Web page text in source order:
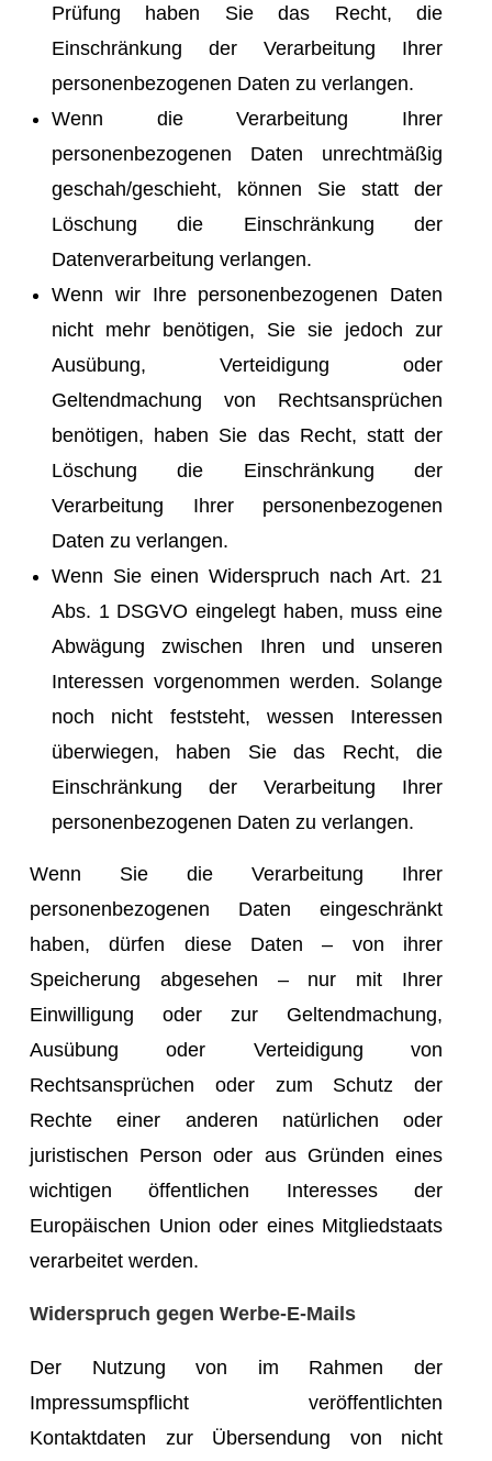
Prüfung haben Sie das Recht, die
Einschränkung der Verarbeitung Ihrer
personenbezogenen Daten zu verlangen.
Wenn die Verarbeitung Ihrer
personenbezogenen Daten unrechtmäßig
geschah/geschieht, können Sie statt der
Löschung die Einschränkung der
Datenverarbeitung verlangen.
Wenn wir Ihre personenbezogenen Daten
nicht mehr benötigen, Sie sie jedoch zur
Ausübung, Verteidigung oder
Geltendmachung von Rechtsansprüchen
benötigen, haben Sie das Recht, statt der
Löschung die Einschränkung der
Verarbeitung Ihrer personenbezogenen
Daten zu verlangen.
Wenn Sie einen Widerspruch nach Art. 21
Abs. 1 DSGVO eingelegt haben, muss eine
Abwägung zwischen Ihren und unseren
Interessen vorgenommen werden. Solange
noch nicht feststeht, wessen Interessen
überwiegen, haben Sie das Recht, die
Einschränkung der Verarbeitung Ihrer
personenbezogenen Daten zu verlangen.
Wenn Sie die Verarbeitung Ihrer
personenbezogenen Daten eingeschränkt
haben, dürfen diese Daten – von ihrer
Speicherung abgesehen – nur mit Ihrer
Einwilligung oder zur Geltendmachung,
Ausübung oder Verteidigung von
Rechtsansprüchen oder zum Schutz der
Rechte einer anderen natürlichen oder
juristischen Person oder aus Gründen eines
wichtigen öffentlichen Interesses der
Europäischen Union oder eines Mitgliedstaats
verarbeitet werden.
Widerspruch gegen Werbe-E-Mails
Der Nutzung von im Rahmen der
Impressumspflicht veröffentlichten
Kontaktdaten zur Übersendung von nicht